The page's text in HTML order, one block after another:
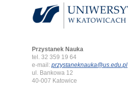
Przystanek Nauka
tel. 32 359 19 64
e-mail: przystaneknauka@us.edu.pl
ul. Bankowa 12
40-007 Katowice